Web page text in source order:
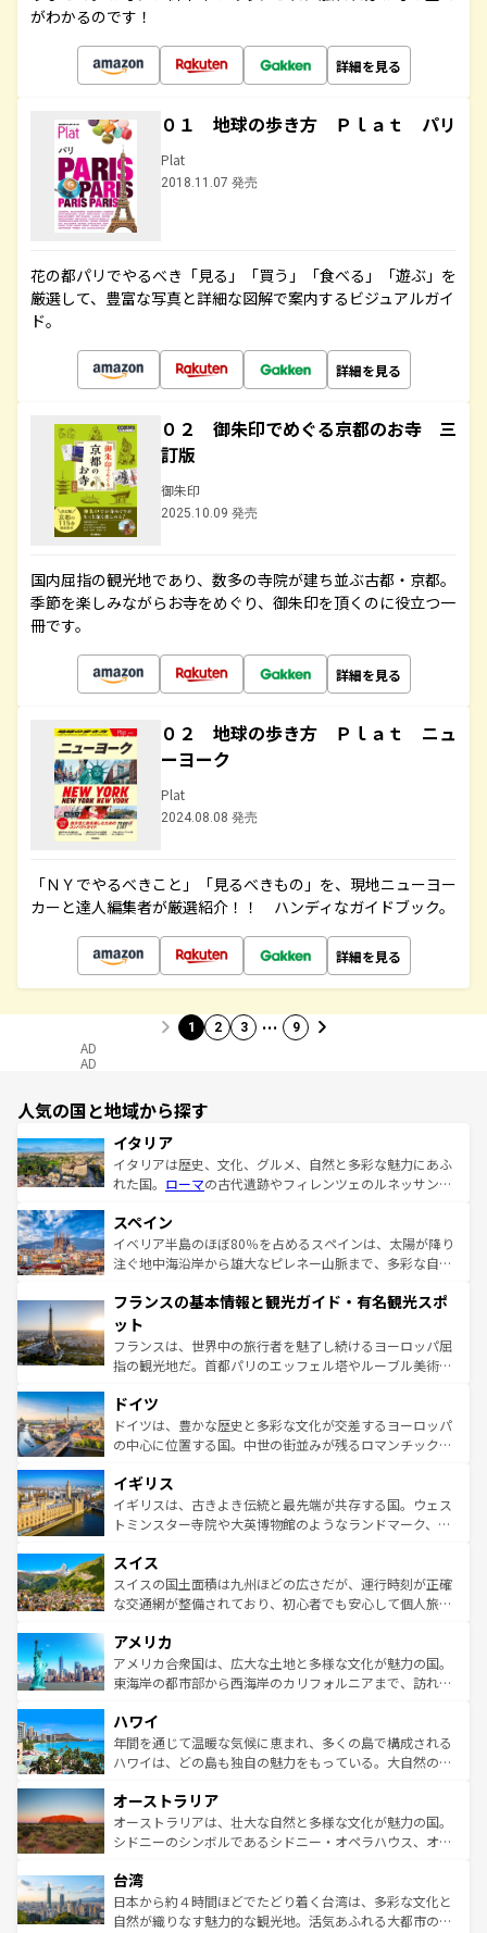
がわかるのです！
詳細を見る
０１ 地球の歩き方 Ｐｌａｔ パリ
Plat
2018.11.07 発売
花の都パリでやるべき「見る」「買う」「食べる」「遊ぶ」を
厳選して、豊富な写真と詳細な図解で案内するビジュアルガイ
ド。
詳細を見る
０２ 御朱印でめぐる京都のお寺 三
訂版
御朱印
2025.10.09 発売
国内屈指の観光地であり、数多の寺院が建ち並ぶ古都・京都。
季節を楽しみながらお寺をめぐり、御朱印を頂くのに役立つ一
冊です。
詳細を見る
０２ 地球の歩き方 Ｐｌａｔ ニュ
ーヨーク
Plat
2024.08.08 発売
「ＮＹでやるべきこと」「見るべきもの」を、現地ニューヨー
カーと達人編集者が厳選紹介！！ ハンディなガイドブック。
詳細を見る
1 2 3 … 9
AD
AD
人気の国と地域から探す
イタリア
イタリアは歴史、文化、グルメ、自然と多彩な魅力にあふ
れた国。 ローマの古代遺跡やフィレンツェのルネッサンス
ろん、トスカーナの美しい田園風景やアマルフィ海岸の絶
景など、自然景観も見逃せない。観光の合間には、本場の
ピザやパスタなど、絶品のイタリア料理を堪能することも
ませてくれるイタリアで、忘れられない旅をしてみよう！
なお、新着のイタリア情報は
しい。
スペイン
イベリア半島のほぼ80％を占めるスペインは、太陽が降り
注ぐ地中海沿岸から雄大なピレネー山脈まで、多彩な自然
文化が根付くこの国では、情熱的なフラメンコ、熱気あふ
れる闘牛、そして美味しいタパスが生活の一部となってい
る。首都マドリードの洗練された雰囲気や、バルセロナの
アートに溢れた街角から、地方では古代ローマ遺跡や中世
せる。地方によって風土や気候が異なるスペインはその個
性で訪れる人を魅了する。 なお、新着のスペイン情報は コ
ンテンツ一覧を参照してほしい。
フランスの基本情報と観光ガイド・有名観光スポ
ット
フランスは、世界中の旅行者を魅了し続けるヨーロッパ屈
指の観光地だ。首都パリのエッフェル塔やルーブル美術館
で、幅広い魅力が詰まっている。華麗な宮殿、歴史的な大
聖堂、美しいビーチ、そして豊かな自然が、訪れる者を心
から魅了する。また、フランスは美食の国としても知ら
いる。シャンパンの発祥地であるランス、プロヴァンスの
香り高いラベンダー畑など、多彩な楽しみ方が可能だ。さ
らに、パリ以外の地域にも魅力が溢れており、どの街角に
れる地方に足を運ぶとそれぞれで全く異なる文化を体験で
きるだろう。 なお、新着のフランス情報はコンテンツ一覧
を参照してほしい。
ドイツ
ドイツは、豊かな歴史と多彩な文化が交差するヨーロッパ
の中心に位置する国。中世の街並みが残るロマンチック街
顔を持つこの国は、どこを歩いても飽きることがない。ベ
ルリンの文化的活気、バイエルン州のアルプスの絶景、そ
してライン川沿いのワイン畑といった風景は必見。ビール
は、お酒好きな人にはぜひ体験してほしい。 なお、新着の
ドイツ情報はコンテンツ一覧を参照してほしい。
イギリス
イギリスは、古きよき伝統と最先端が共存する国。ウェス
トミンスター寺院や大英博物館のようなランドマーク、歴
リアごとに異なる魅力がある。また、優雅なアフタヌーン
ティー、ビール好きにはたまらない英国パブ、サッカー観
戦など、本場だからこそできる体験も豊富。イギリスを旅
ンツ一覧を参照してほしい。
スイス
スイスの国土面積は九州ほどの広さだが、運行時刻が正確
な交通網が整備されており、初心者でも安心して個人旅行
の建物がそのまま残る町や、スイスならではのユニークな
博物館もあり、アルプス観光だけでなく町歩きも満喫する
ことができる。国民の所得が高いため物価も高いが、旅行
ば市内交通費無料で観光を楽しむこともできる。 なお、新
着のスイス情報はコンテンツ一覧 を参照してほしい。
アメリカ
アメリカ合衆国は、広大な土地と多様な文化が魅力の国。
東海岸の都市部から西海岸のカリフォルニアまで、訪れる
のような巨大都市は、観光、ショッピング、エンターテイ
ンメントが詰まった刺激的なスポットだ。一方、アメリカ
西部には大自然が広がり、グランドキャニオンやイエロー
部のニューオーリンズでは、音楽と美食が融合した独特の
文化が魅力。旅行者はアメリカの各地域で異なる魅力を楽
しみながら、その多様性と豊かな歴史を感じることができ
ならではの贅沢な旅のスタイルだ。 なお、新着のアメリカ
情報はコンテンツ一覧を参照してほしい。
ハワイ
年間を通じて温暖な気候に恵まれ、多くの島で構成される
ハワイは、どの島も独自の魅力をもっている。大自然の神
ワイ島は見逃せない。また、定番の観光地といえばオアフ
島だが、静かな自然を求めるならマウイ島やカウアイ島が
おすすめ。エメラルドグリーンに輝く海をはじめ、豊かな
れるおもてなしの心で訪れる人々を迎えてくれるハワイの
人々、おいしいローカルフードやハワイアンミュージッ
ク、伝統的なフラダンスなど、すべてがハワイの魅力を彩
オーストラリア
オーストラリアは、壮大な自然と多様な文化が魅力の国。
シドニーのシンボルであるシドニー・オペラハウス、オー
リアリーフや大陸中央部にそびえるウルル（エアーズロッ
ク）、タスマニアの美しい原生林やケアンズの熱帯雨林な
ど、見どころがたくさん。また、カフェやワイン、オージ
台湾
日本から約４時間ほどでたどり着く台湾は、多彩な文化と
自然が織りなす魅力的な観光地。活気あふれる大都市の台